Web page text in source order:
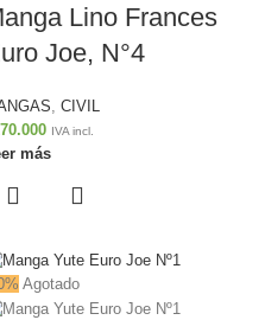
Lino Frances
Joe, N°4
CIVIL
IVA incl.
más
Agotado